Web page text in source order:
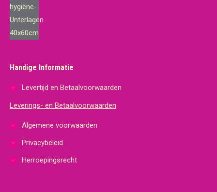
Handige Informatie
Levertijd en Betaalvoorwaarden
Leverings- en Betaalvoorwaarden
Algemene voorwaarden
Privacybeleid
Herroepingsrecht